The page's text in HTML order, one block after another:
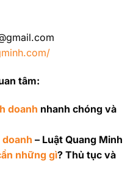
tâm:
doanh nhanh chóng và
– Luật Quang Minh
những gì? Thủ tục và